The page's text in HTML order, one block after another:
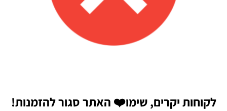
Shilav Sayag
איכות מדהימה!
הזמנתי בלונים כדי לעצב קשת ליום הולדת של הבן שלי, המשלוח הגיע
מהר מהמצופה!! הכל באיכות מדהימה, בצבעים יפים בדיוק כמו שחשבתי
לקוחות יקרים, שימו❤️ האתר סגור להזמנות!